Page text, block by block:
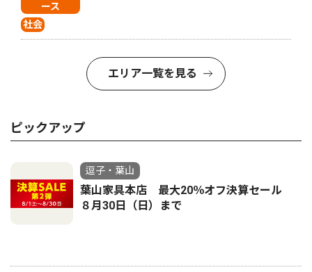
ース
社会
エリア一覧を見る
ピックアップ
逗子・葉山
葉山家具本店 最大20％オフ決算セール
８月30日（日）まで